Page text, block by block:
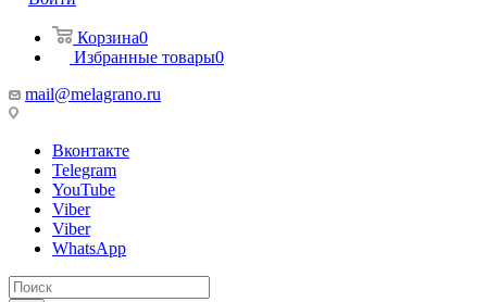
Корзина0
Избранные товары0
mail@melagrano.ru
Вконтакте
Telegram
YouTube
Viber
Viber
WhatsApp